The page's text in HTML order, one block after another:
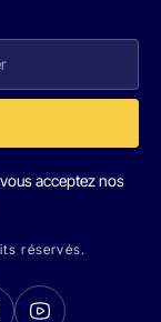
acceptez nos
réservés.